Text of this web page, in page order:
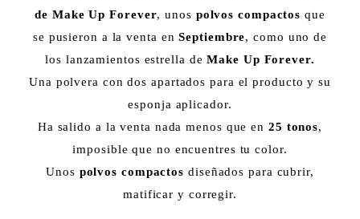
de Make Up Forever, unos polvos compactos que
se pusieron a la venta enSeptiembre, como uno de
los lanzamientos estrella deMake Up Forever.
Una polvera con dos apartados para el producto y su
esponja aplicador.
Ha salido a la venta nada menos que en 25 tonos,
imposible que no encuentres tu color.
Unos polvos compactos diseñados para cubrir,
matificar y corregir.